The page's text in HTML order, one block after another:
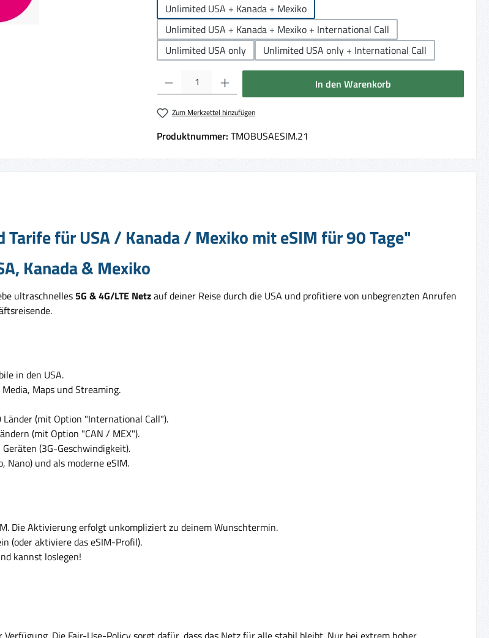
Unlimited USA + Kanada + Mexiko
Unlimited USA + Kanada + Mexiko + International Call
Unlimited USA only
Unlimited USA only + International Call
Produkt Anzahl: Gib den gewünschten Wert ein oder benutze die Schaltflächen um die
In den Warenkorb
Zum Merkzettel hinzufügen
Produktnummer: TMOBUSAESIM.21
für USA / Kanada / Mexiko mit eSIM für 90 Tage"
Kanada & Mexiko
ultraschnelles5G & 4G/LTE Netzauf deiner Reise durch die USA und profitiere von unbegrenzten Anrufen
in den USA.
Maps und Streaming.
(mit Option "International Call").
(mit Option "CAN / MEX").
(3G-Geschwindigkeit).
Nano) und als moderne eSIM.
Die Aktivierung erfolgt unkompliziert zu deinem Wunschtermin.
(oder aktiviere das eSIM-Profil).
kannst loslegen!